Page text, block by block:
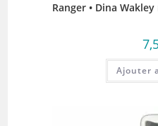
Ranger • Dina
Ajouter